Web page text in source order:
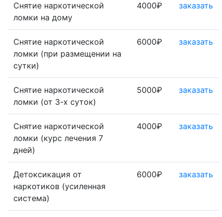
Снятие наркотической
ломки на дому
4000₽ заказать
Снятие наркотической
ломки (при размещении на
сутки)
6000₽ заказать
Снятие наркотической
ломки (от 3-х суток)
5000₽ заказать
Снятие наркотической
ломки (курс лечения 7
дней)
4000₽ заказать
Детоксикация от
наркотиков (усиленная
система)
6000₽ заказать